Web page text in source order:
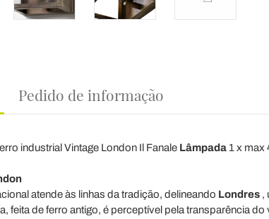
Pedido de informação
industrial Vintage London Il Fanale Lâmpada1 x max
atende às linhas da tradição, delineando Londres,
feita de ferro antigo, é perceptível pela transparência